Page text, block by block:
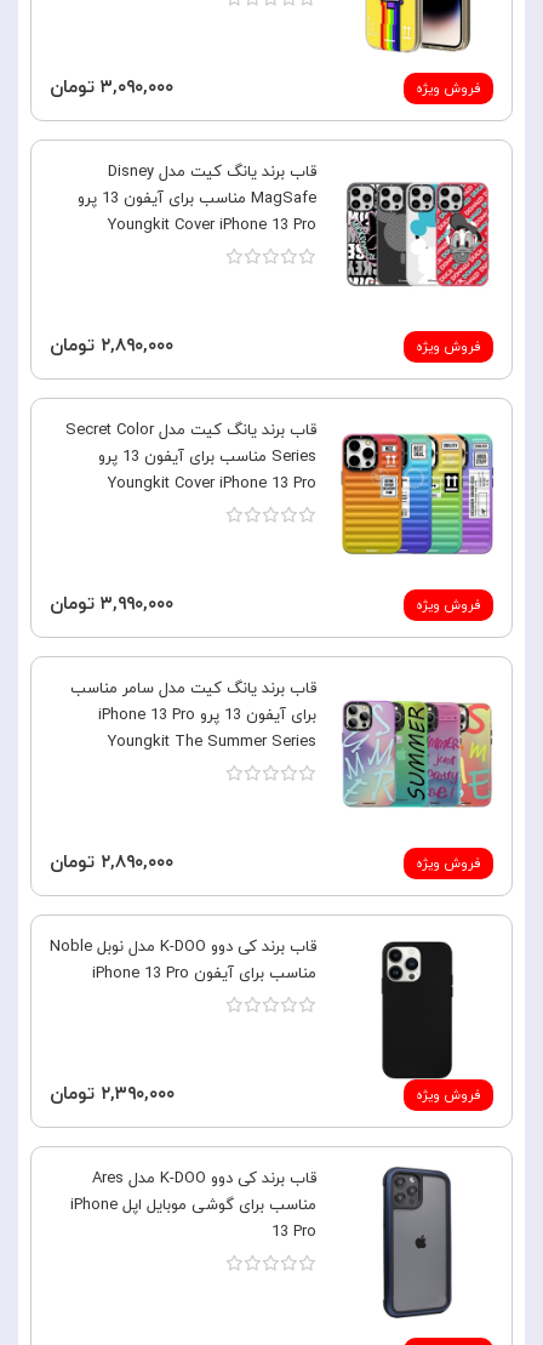
فروش ویژه ۳,۰۹۰,۰۰۰ تومان
فروش ویژه
قاب برند یانگ کیت مدل Disney
MagSafe مناسب برای آیفون 13 پرو
Youngkit Cover iPhone 13 Pro
۲,۸۹۰,۰۰۰ تومان
فروش ویژه
قاب برند یانگ کیت مدل Secret Color
Series مناسب برای آیفون 13 پرو
Youngkit Cover iPhone 13 Pro
۳,۹۹۰,۰۰۰ تومان
فروش ویژه
قاب برند یانگ کیت مدل سامر مناسب
برای آیفون 13 پرو iPhone 13 Pro
Youngkit The Summer Series
۲,۸۹۰,۰۰۰ تومان
فروش ویژه
قاب برند کی دوو K-DOO مدل نوبل Noble
مناسب برای آیفون iPhone 13 Pro
۲,۳۹۰,۰۰۰ تومان
قاب برند کی دوو K-DOO مدل Ares
مناسب برای گوشی موبایل اپل iPhone
13 Pro